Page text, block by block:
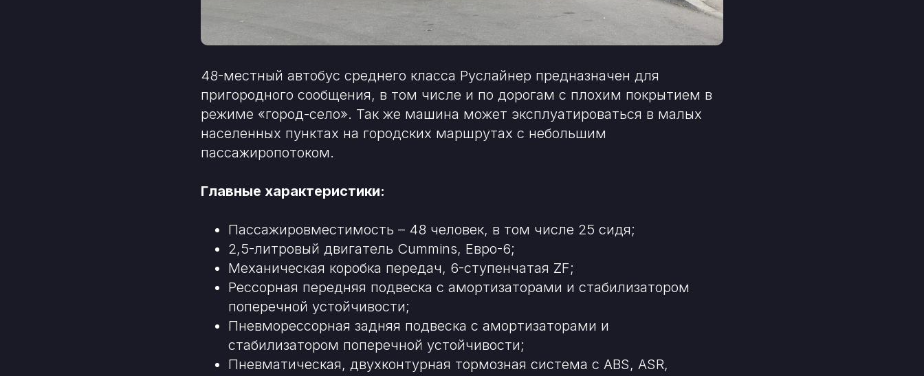
48-местный автобус среднего класса Руслайнер предназначен для
пригородного сообщения, в том числе и по дорогам с плохим покрытием в
режиме «город-село». Так же машина может эксплуатироваться в малых
населенных пунктах на городских маршрутах с небольшим
пассажиропотоком.
Главные характеристики:
Пассажировместимость – 48 человек, в том числе 25 сидя;
2,5-литровый двигатель Cummins, Евро-6;
Механическая коробка передач, 6-ступенчатая ZF;
Рессорная передняя подвеска с амортизаторами и стабилизатором
поперечной устойчивости;
Пневморессорная задняя подвеска с амортизаторами и
стабилизатором поперечной устойчивости;
Пневматическая, двухконтурная тормозная система с ABS, ASR,